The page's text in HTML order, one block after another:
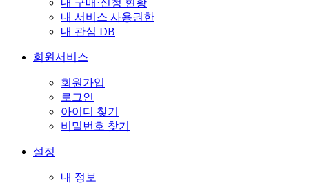
내 구매·신청 현황
내 서비스 사용권한
내 관심 DB
회원서비스
회원가입
로그인
아이디 찾기
비밀번호 찾기
설정
내 정보